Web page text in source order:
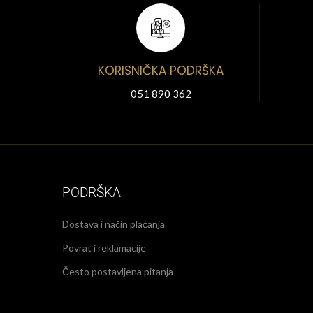
KORISNIČKA PODRŠKA
051 890 362
PODRŠKA
Dostava i način plaćanja
Povrat i reklamacije
Često postavljena pitanja